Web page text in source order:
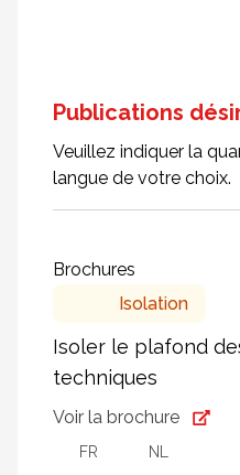
Publications
Veuillez indiquer la
langue de votre choix.
Brochures
Isolation
Isoler le plafond
techniques
Voir la brochure
FR NL